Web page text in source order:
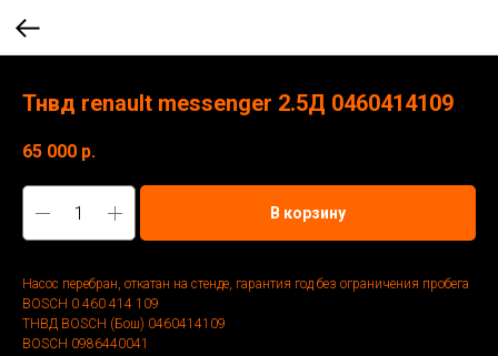
Тнвд renault messenger 2.5Д 0460414109
65 000 р.
В корзину
Насос перебран, откатан на стенде, гарантия год без ограничения пробега
BOSCH 0 460 414 109
ТНВД BOSCH (Бош) 0460414109
BOSCH 0986440041